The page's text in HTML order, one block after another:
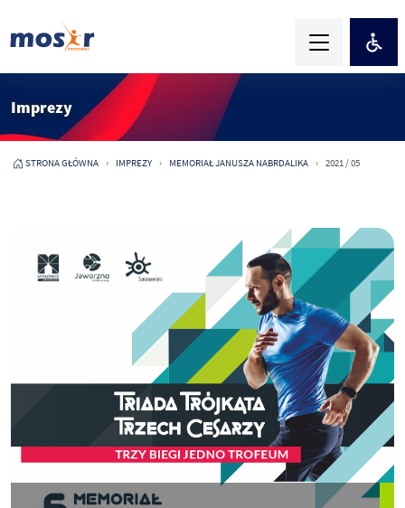
Imprezy
STRONA GŁÓWNA IMPREZY MEMORIAŁ JANUSZA NABRDALIKA 2021 / 05